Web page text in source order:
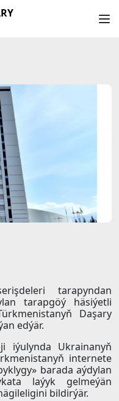
tarapyndan
tarapgöý häsiýetli
Daşary
edýär.
iýulynda Ukrainanyň
internete
barada aýdylan
laýyk gelmeýän
bildirýär.